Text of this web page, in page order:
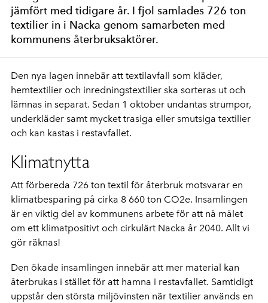
jämfört med tidigare år. I fjol samlades 726 ton
textilier in i Nacka genom samarbeten med
kommunens återbruksaktörer.
Den nya lagen innebär att textilavfall som kläder,
hemtextilier och inredningstextilier ska sorteras ut och
lämnas in separat. Sedan 1 oktober undantas strumpor,
underkläder samt mycket trasiga eller smutsiga textilier
och kan kastas i restavfallet.
Klimatnytta
Att förbereda 726 ton textil för återbruk motsvarar en
klimatbesparing på cirka 8 660 ton CO2e. Insamlingen
är en viktig del av kommunens arbete för att nå målet
om ett klimatpositivt och cirkulärt Nacka år 2040. Allt vi
gör räknas!
Den ökade insamlingen innebär att mer material kan
återbrukas i stället för att hamna i restavfallet. Samtidigt
uppstår den största miljövinsten när textilier används en